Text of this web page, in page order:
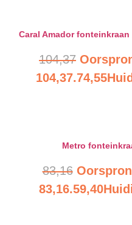
Caral Amador
104,37
104,37.74,55
Metro
83,16
83,16.59,40